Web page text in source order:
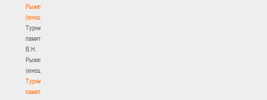
Рыженкова
(юноши)
Турнир
памяти
В.Н.
Рыженкова
(юноши)
Турнир
памяти